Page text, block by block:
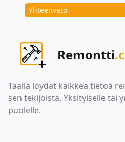
Yhteenveto
Remontti
Täällä löydät kaikkea tietoa
sen tekijöistä. Yksityiselle tai
puolelle.